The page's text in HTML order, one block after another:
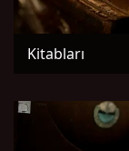
Kitabları